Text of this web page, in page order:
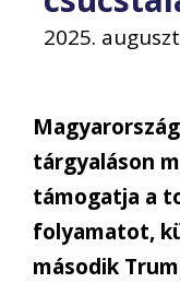
2025.
tárgyaláson
támogatja a
folyamatot,
második